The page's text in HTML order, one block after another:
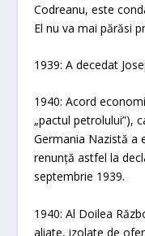
Codreanu, este
El nu va mai părăsi
1939: A decedat
1940: Acord
„pactul petrolului”),
Germania Nazistă a
renunță astfel la
septembrie 1939.
1940: Al Doilea
aliate, izolate de